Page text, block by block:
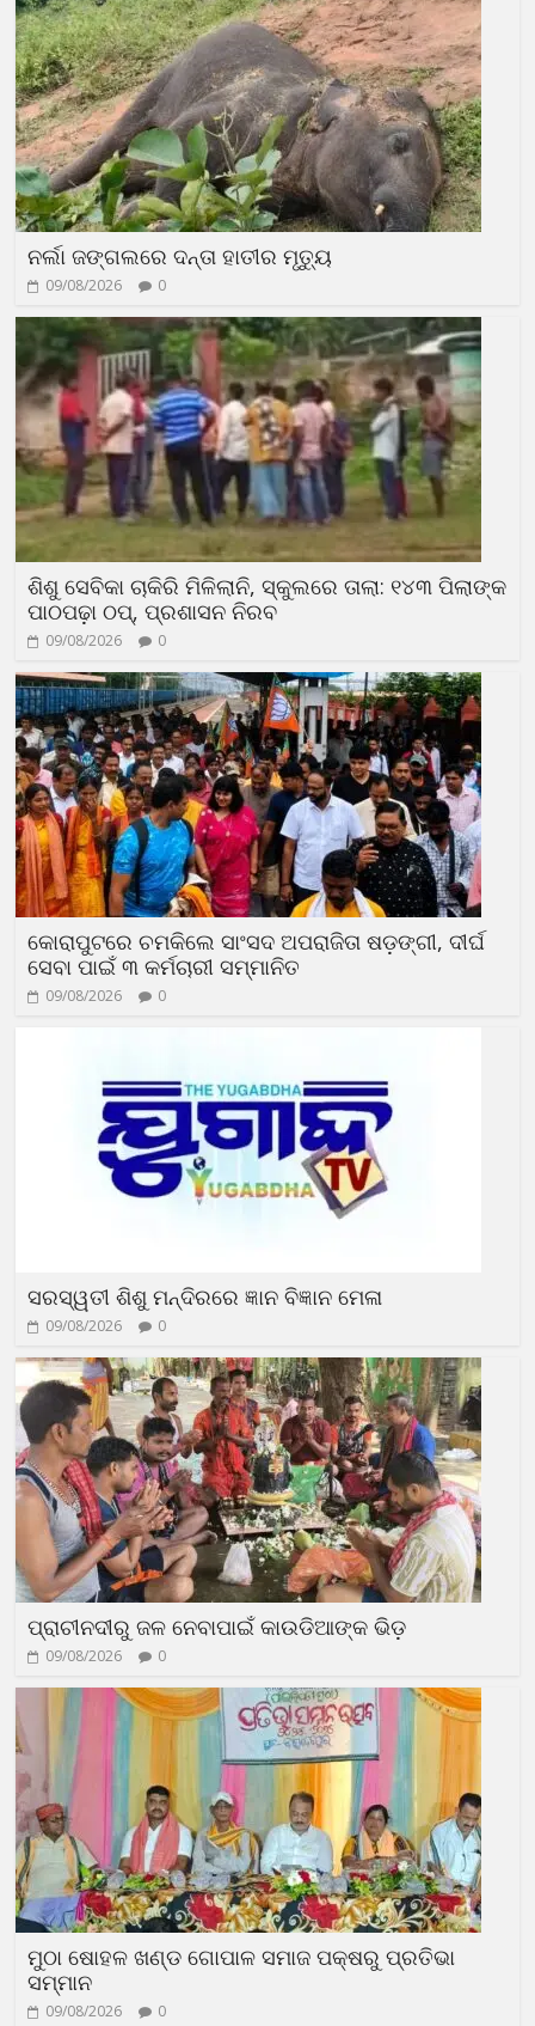
ନର୍ଲା ଜଙ୍ଗଲରେ ଦନ୍ତା ହାତୀର ମୃତ୍ୟୁ
09/08/2026 0
ଶିଶୁ ସେବିକା ଚାକିରି ମିଳିଲାନି, ସ୍କୁଲରେ ତାଲା: ୧୪୩ ପିଲାଙ୍କ
ପାଠପଢ଼ା ଠପ୍, ପ୍ରଶାସନ ନିରବ
09/08/2026 0
କୋରାପୁଟରେ ଚମକିଲେ ସାଂସଦ ଅପରାଜିତା ଷଡ଼ଙ୍ଗୀ, ଦୀର୍ଘ
ସେବା ପାଇଁ ୩ କର୍ମଚାରୀ ସମ୍ମାନିତ
09/08/2026 0
ସରସ୍ୱତୀ ଶିଶୁ ମନ୍ଦିରରେ ଜ୍ଞାନ ବିଜ୍ଞାନ ମେଳା
09/08/2026 0
ପ୍ରାଚୀନଦୀରୁ ଜଳ ନେବାପାଇଁ କାଉଡିଆଙ୍କ ଭିଡ଼
09/08/2026 0
ମୁଠା ଷୋହଳ ଖଣ୍ଡ ଗୋପାଳ ସମାଜ ପକ୍ଷରୁ ପ୍ରତିଭା
ସମ୍ମାନ
09/08/2026 0